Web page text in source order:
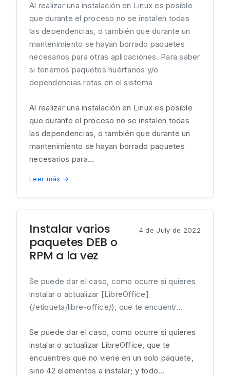
Al realizar una instalación en Linux es posible
que durante el proceso no se instalen todas
las dependencias, o también que durante un
mantenimiento se hayan borrado paquetes
necesarios para otras aplicaciones. Para saber
si tenemos paquetes huérfanos y/o
dependencias rotas en el sistema
Al realizar una instalación en Linux es posible
que durante el proceso no se instalen todas
las dependencias, o también que durante un
mantenimiento se hayan borrado paquetes
necesarios para...
Leer más →
Instalar varios
paquetes DEB o
RPM a la vez
4 de July de 2022
Se puede dar el caso, como ocurre si quieres
instalar o actualizar [LibreOffice]
(/etiqueta/libre-office/), que te encuentr...
Se puede dar el caso, como ocurre si quieres
instalar o actualizar LibreOffice, que te
encuentres que no viene en un solo paquete,
sino 42 elementos a instalar; y todo...